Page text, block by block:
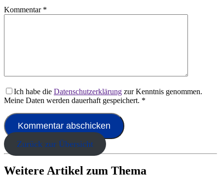
Kommentar *
Ich habe die Datenschutzerklärung zur Kenntnis genommen.
Meine Daten werden dauerhaft gespeichert. *
Zurück zur Übersicht
Weitere Artikel zum Thema